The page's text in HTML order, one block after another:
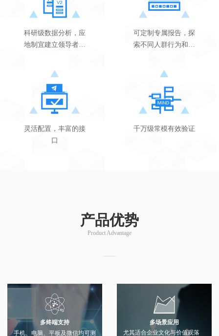
科研级数据分析，应
地制宜建立领导者的
可定制专属报告，探
索不同人群行为和能
灵活配置，丰富的接
口
千万级常模有效验证
产品优势
Product Advantage
多终端支持
手机、电脑、平板及微信均可测
多场景应用
尤其适合企业文化与价值观落